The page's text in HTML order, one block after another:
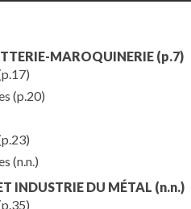
MAROQUINERIE (p.7)
(p.20)
(n.n.)
INDUSTRIE DU MÉTAL (n.n.)